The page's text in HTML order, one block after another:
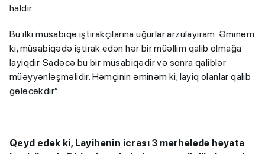
haldır.
Bu ilki müsabiqə iştirakçılarına uğurlar arzulayıram. Əminəm
ki, müsabiqədə iştirak edən hər bir müəllim qalib olmağa
layiqdir. Sadəcə bu bir müsabiqədir və sonra qaliblər
müəyyənləşməlidir. Həmçinin əminəm ki, layiq olanlar qalib
gələcəkdir”.
Qeyd edək ki, Layihənin icrası 3 mərhələdə həyata